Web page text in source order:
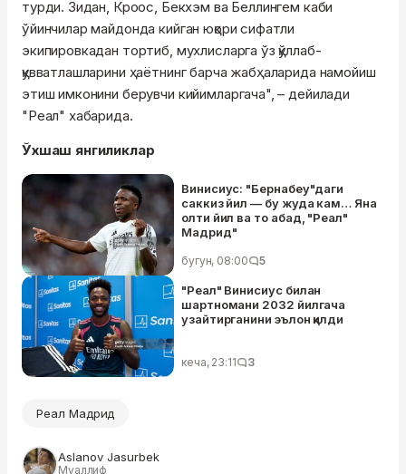
турди. Зидан, Кроос, Бекхэм ва Беллингем каби
ўйинчилар майдонда кийган юқори сифатли
экипировкадан тортиб, мухлисларга ўз қўллаб-
қувватлашларини ҳаётнинг барча жабҳаларида намойиш
этиш имконини берувчи кийимларгача", – дейилади
"Реал" хабарида.
Ўхшаш янгиликлар
Винисиус: "Бернабеу"даги
саккиз йил — бу жуда кам… Яна
олти йил ва то абад, "Реал"
Мадрид"
бугун, 08:00 5
"Реал" Винисиус билан
шартномани 2032 йилгача
узайтирганини эълон қилди
кеча, 23:11 3
Реал Мадрид
Aslanov Jasurbek
Муаллиф